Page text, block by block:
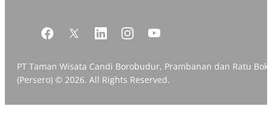
PT Taman Wisata Candi Borobudur, Prambanan dan Ratu
(Persero) © 2026. All Rights Reserved.